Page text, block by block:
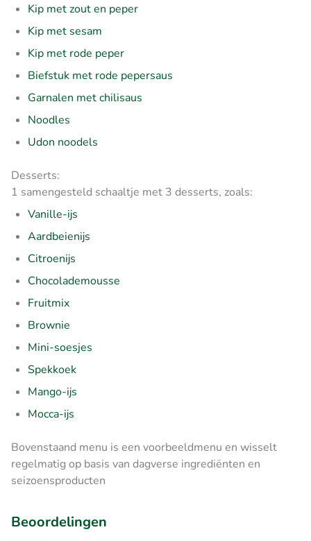
Kip met zout en peper
Kip met sesam
Kip met rode peper
Biefstuk met rode pepersaus
Garnalen met chilisaus
Noodles
Udon noodels
Desserts:
1 samengesteld schaaltje met 3 desserts, zoals:
Vanille-ijs
Aardbeienijs
Citroenijs
Chocolademousse
Fruitmix
Brownie
Mini-soesjes
Spekkoek
Mango-ijs
Mocca-ijs
Bovenstaand menu is een voorbeeldmenu en wisselt
regelmatig op basis van dagverse ingrediënten en
seizoensproducten
Beoordelingen